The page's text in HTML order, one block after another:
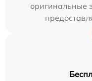
оригинальные